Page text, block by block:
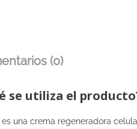
(0)
se utiliza el
es una crema regeneradora